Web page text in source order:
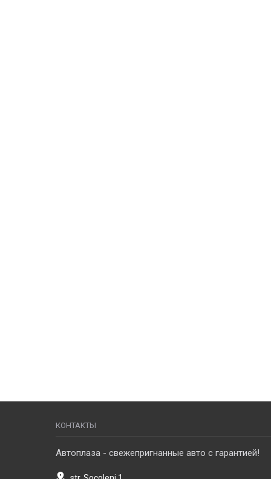
КОНТАКТЫ
Автоплаза - свежепригнанные авто с гарантией!